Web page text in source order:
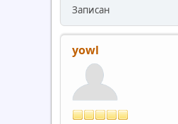
Записан
yowl